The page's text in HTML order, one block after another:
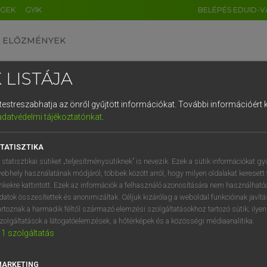
GYIK BELÉPÉS EDUID-
ELŐZMÉNYEK
egyetemes nagyszótár
VAN ELŐFIZETÉSED?
megtekintéséhez.
LISTÁJA
az önről gyűjtött információkat. További információért
tájékoztatónkat.
statisztikai sütiket „teljesítménysütiknek” is nevezik. Ezek a sütik információkat
használatának módjáról, többek között arról, hogy milyen oldalakat keresett
kattintott. Ezek az információk a felhasználó azonosítására nem
összesítettek és anonimizáltak. Céljuk kizárólag a weboldal funkcióinak
a harmadik féltől származó elemzési szolgáltatásokhoz tartozó sütik;
a látogatóelemzések, a hőtérképek és a közösségi médiaanalitika.
1 szolgáltatás
DE CN FR ES IT NL
1 2 3 4 5 6 7 8 9
q w e r t z u i
a s d f g h j k l é
í y x c v b n m , .